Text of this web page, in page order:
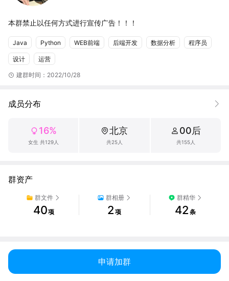
本群禁止以任何方式进行宣传广告！！！
Java Python WEB前端 后端开发 数据分析 程序员
设计 运营
建群时间：2022/10/28
成员分布
16%
女生 共129人
北京
共25人
00后
共155人
群资产
群文件
40项
群相册
2 项
群精华
42 条
申请加群